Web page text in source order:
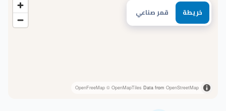
خريطة قمر صناعي
OpenFreeMap © OpenMapTiles Data from OpenStreetMap